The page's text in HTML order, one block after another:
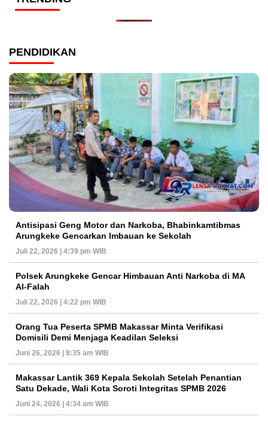
PENDIDIKAN
Antisipasi Geng Motor dan Narkoba, Bhabinkamtibmas
Arungkeke Gencarkan Imbauan ke Sekolah
Juli 22, 2026 | 4:39 pm WIB
Polsek Arungkeke Gencar Himbauan Anti Narkoba di MA
Al-Falah
Juli 22, 2026 | 4:22 pm WIB
Orang Tua Peserta SPMB Makassar Minta Verifikasi
Domisili Demi Menjaga Keadilan Seleksi
Juni 26, 2026 | 8:35 am WIB
Makassar Lantik 369 Kepala Sekolah Setelah Penantian
Satu Dekade, Wali Kota Soroti Integritas SPMB 2026
Juni 24, 2026 | 4:34 am WIB